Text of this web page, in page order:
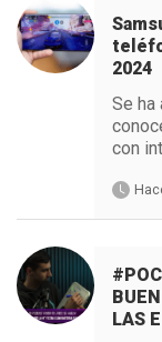
2024
Se ha
con
LAS